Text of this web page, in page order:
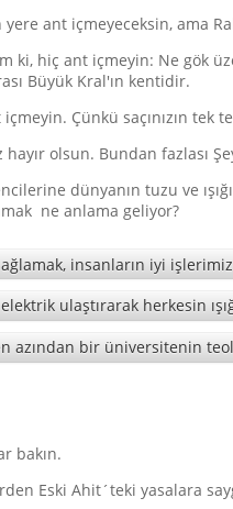
yere ant içmeyeceksin,
ki, hiç ant içmeyin: Ne gök
Büyük Kral'ın kentidir.
Çünkü saçınızın tek
hayır olsun. Bundan fazlası
dünyanın tuzu ve
ne anlama geliyor?
sağlamak, insanların iyi
ulaştırarak herkesin
azından bir üniversitenin
bakın.
Eski Ahit´teki yasalara